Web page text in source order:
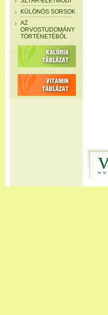
KÜLÖNÖS SORSOK
AZ
ORVOSTUDOMÁNY
TÖRTÉNETÉBŐL